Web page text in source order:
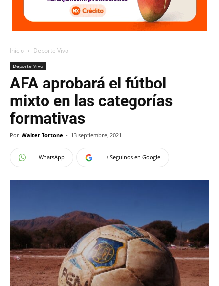
Inicio Deporte Vivo
Deporte Vivo
AFA aprobará el fútbol
mixto en las categorías
formativas
Por Walter Tortone - 13 septiembre, 2021
WhatsApp + Seguinos en Google